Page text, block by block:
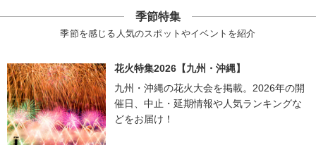
季節特集
季節を感じる人気のスポットやイベントを紹介
花火特集2026【九州・沖縄】
九州・沖縄の花火大会を掲載。2026年の開
催日、中止・延期情報や人気ランキングな
どをお届け！